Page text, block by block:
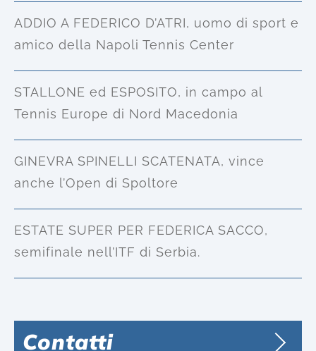
ADDIO A FEDERICO D’ATRI, uomo di sport e
amico della Napoli Tennis Center
STALLONE ed ESPOSITO, in campo al
Tennis Europe di Nord Macedonia
GINEVRA SPINELLI SCATENATA, vince
anche l’Open di Spoltore
ESTATE SUPER PER FEDERICA SACCO,
semifinale nell’ITF di Serbia.
Contatti